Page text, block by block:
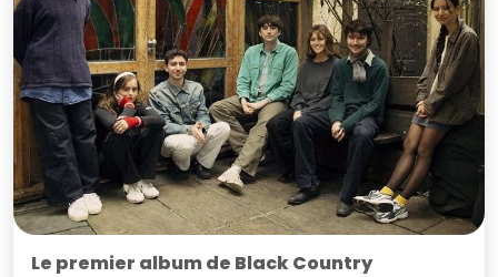
Le premier album de Black Country